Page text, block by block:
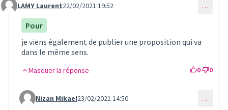
Commentaire 302
LAMY Laurent22/02/2021 19:52 …
Pour
je viens également de publier une proposition qui va
dans le même sens.
Masquer la réponse 0 0
Commentaire 304 (réponse au commentaire 302)
Nizan Mikael23/02/2021 14:50 …